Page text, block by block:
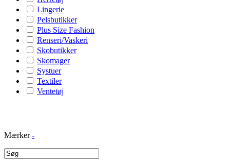
Lingerie
Pelsbutikker
Plus Size Fashion
Renseri/Vaskeri
Skobutikker
Skomager
Systuer
Textiler
Ventetøj
Mærker -